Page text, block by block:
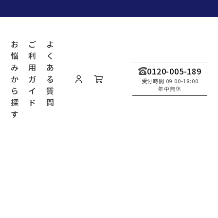
お
悩
み
か
ら
探
す
ご
利
用
ガ
イ
ド
よ
く
あ
る
質
問
0120-005-189
受付時間 09:00-18:00
年中無休